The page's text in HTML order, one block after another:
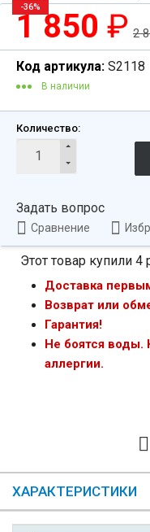
-36%
1 850 ₽ 2
Код артикула: S2118
В наличии
Количество:
Задать вопрос
Сравнение
Этот товар купили 4
Доставка
Возврат или
Гарантия!
Не боятся
аллергии.
ХАРАКТЕРИСТИКИ